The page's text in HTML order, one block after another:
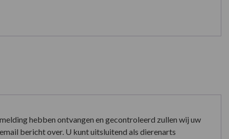
hebben ontvangen en gecontroleerd zullen wij uw
bericht over. U kunt uitsluitend als dierenarts